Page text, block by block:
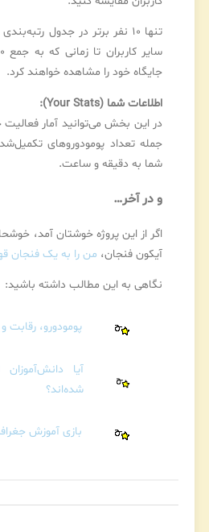
تنها ۱۰ نفر برتر در جدول
جایگاه خود را مشاهده خواهند کرد.
اطلاعات شما (Your Stats):
در این بخش می‌توانید آمار فعالیت
جمله تعداد پومودوروهای
شما به دقیقه و ساعت.
و در آخر…
اگر از این پروژه خوشتان آمد،
آیکون فنجان، من را به یک فنجان
نگاهی به این مطالب داشته باشید:
پومودورو، رقابت و
آیا دانش‌آموزان
شده‌اند؟
بازی آموزش